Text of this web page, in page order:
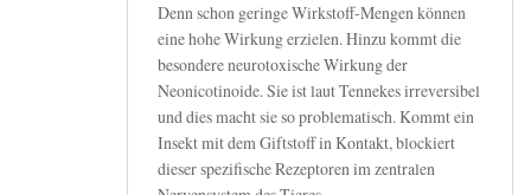
Denn schon geringe Wirkstoff-Mengen können
eine hohe Wirkung erzielen. Hinzu kommt die
besondere neurotoxische Wirkung der
Neonicotinoide. Sie ist laut Tennekes irreversibel
und dies macht sie so problematisch. Kommt ein
Insekt mit dem Giftstoff in Kontakt, blockiert
dieser spezifische Rezeptoren im zentralen